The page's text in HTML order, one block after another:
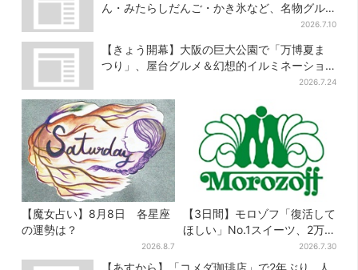
ん・みたらしだんご・かき氷など、名物グル
2026.7.10
【きょう開幕】大阪の巨大公園で「万博夏ま
つり」、屋台グルメ＆幻想的イルミネーショ
2026.7.24
【魔女占い】8月8日 各星座
の運勢は？
2026.8.7
【3日間】モロゾフ「復活して
ほしい」No.1スイーツ、2万
3865票から選ばれた名作を限
定販売
2026.7.30